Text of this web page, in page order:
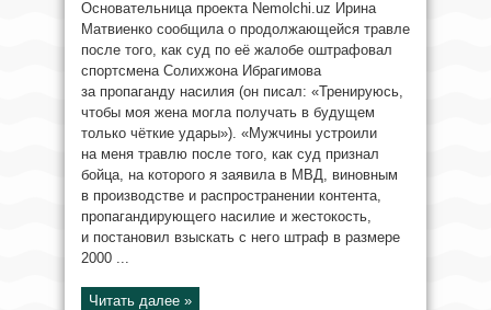
Основательница проекта Nemolchi.uz Ирина
Матвиенко сообщила о продолжающейся травле
после того, как суд по её жалобе оштрафовал
спортсмена Солихжона Ибрагимова
за пропаганду насилия (он писал: «Тренируюсь,
чтобы моя жена могла получать в будущем
только чёткие удары»). «Мужчины устроили
на меня травлю после того, как суд признал
бойца, на которого я заявила в МВД, виновным
в производстве и распространении контента,
пропагандирующего насилие и жестокость,
и постановил взыскать с него штраф в размере
2000 ...
Читать далее »